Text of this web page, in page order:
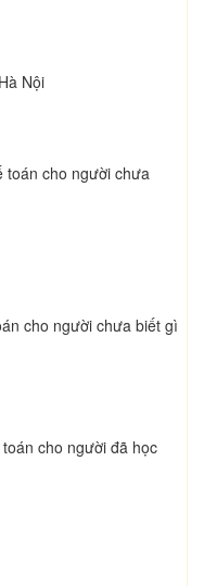
Nội
toán cho người chưa
cho người chưa biết gì
cho người đã học